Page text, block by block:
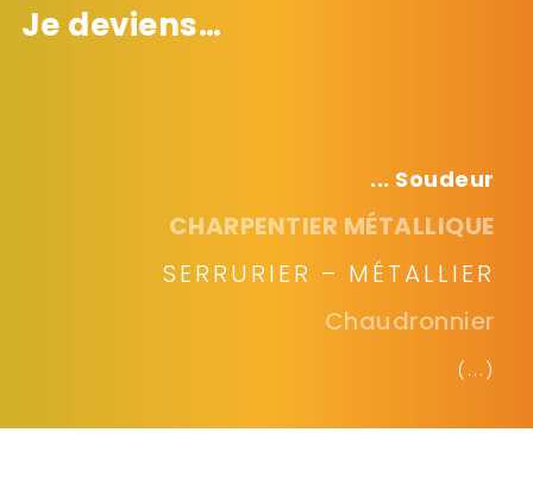
Je deviens…
... Soudeur
CHARPENTIER MÉTALLIQUE
SERRURIER – MÉTALLIER
Chaudronnier
(...)